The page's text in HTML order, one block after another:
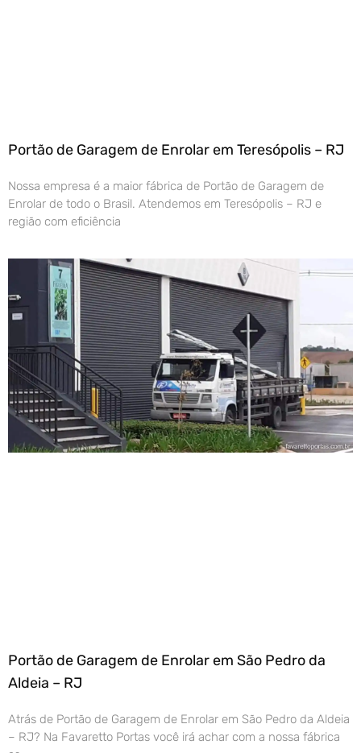
Portão de Garagem de Enrolar em Teresópolis – RJ
Nossa empresa é a maior fábrica de Portão de Garagem de
Enrolar de todo o Brasil. Atendemos em Teresópolis – RJ e
região com eficiência
Portão de Garagem de Enrolar em São Pedro da
Aldeia – RJ
Atrás de Portão de Garagem de Enrolar em São Pedro da Aldeia
– RJ? Na Favaretto Portas você irá achar com a nossa fábrica